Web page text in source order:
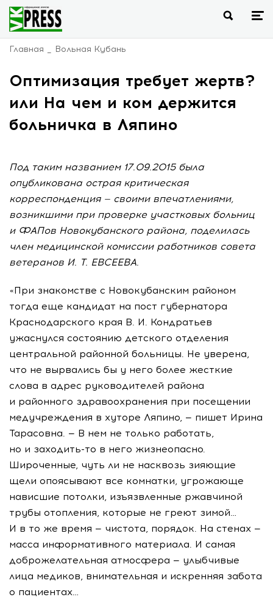
Главная Вольная Кубань
Оптимизация требует жертв?
или На чем и ком держится
больничка в Ляпино
Под таким названием 17.09.2015 была
опубликована острая критическая
корреспонденция — своими впечатлениями,
возникшими при проверке участковых больниц
и ФАПов Новокубанского района, поделилась
член медицинской комиссии работников совета
ветеранов И. Т. ЕВСЕЕВА.
«При знакомстве с Новокубанским районом
тогда еще кандидат на пост губернатора
Краснодарского края В. И. Кондратьев
ужаснулся состоянию детского отделения
центральной районной больницы. Не уверена,
что не вырвались бы у него более жесткие
слова в адрес руководителей района
и районного здравоохранения при посещении
медучреждения в хуторе Ляпино, — пишет Ирина
Тарасовна. — В нем не только работать,
но и заходить-то в него жизнеопасно.
Широченные, чуть ли не насквозь зияющие
щели опоясывают все комнатки, угрожающе
нависшие потолки, изъязвленные ржавчиной
трубы отопления, которые не греют зимой…
И в то же время — чистота, порядок. На стенах —
масса информативного материала. И самая
доброжелательная атмосфера — улыбчивые
лица медиков, внимательная и искренняя забота
о пациентах…